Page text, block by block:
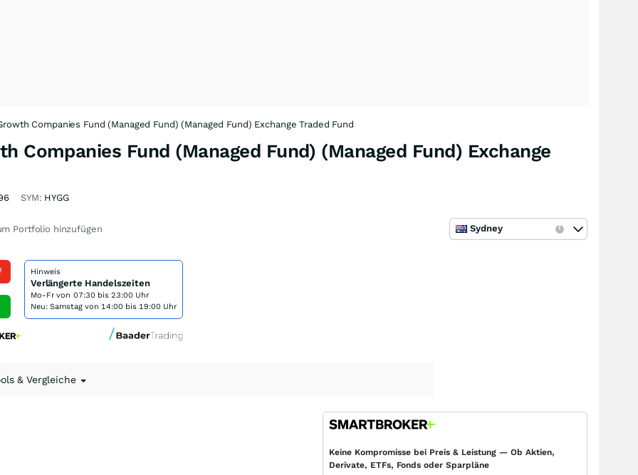
Companies Fund (Managed Fund) (Managed Fund) Exchange Traded Fund
Companies Fund (Managed Fund) (Managed Fund) Exchange
SYM: HYGG
Portfolio hinzufügen Sydney
Hinweis
Verlängerte Handelszeiten
Mo-Fr von 07:30 bis 23:00 Uhr
Neu: Samstag von 14:00 bis 19:00 Uhr
& Vergleiche
Keine Kompromisse bei Preis & Leistung — Ob Aktien,
Derivate, ETFs, Fonds oder Sparpläne